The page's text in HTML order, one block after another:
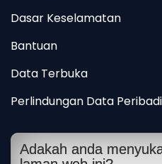
Dasar Keselamatan
Bantuan
Data Terbuka
Perlindungan Data Peribadi
Adakah anda